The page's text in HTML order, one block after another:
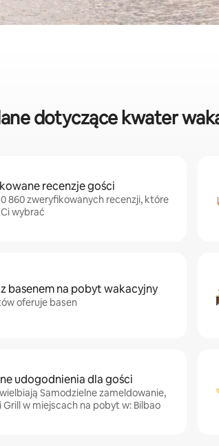
dotyczące kwater
recenzje gości
860 zweryfikowanych recenzji, które
wybrać
basenem na pobyt wakacyjny
oferuje basen
udogodnienia dla gości
Samodzielne zameldowanie,
Grill w miejscach na pobyt w: Bilbao